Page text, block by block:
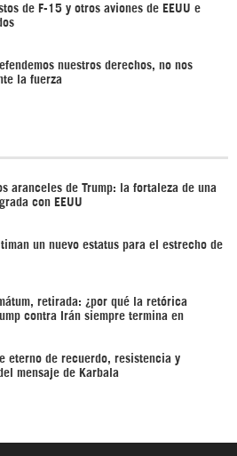
de F-15 y otros aviones de EEUU e
nuestros derechos, no nos
la fuerza
aranceles de Trump: la fortaleza de una
con EEUU
un nuevo estatus para el estrecho de
retirada: ¿por qué la retórica
contra Irán siempre termina en
eterno de recuerdo, resistencia y
mensaje de Karbala